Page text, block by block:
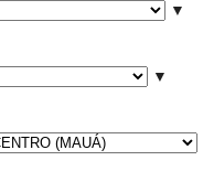
▼
▼